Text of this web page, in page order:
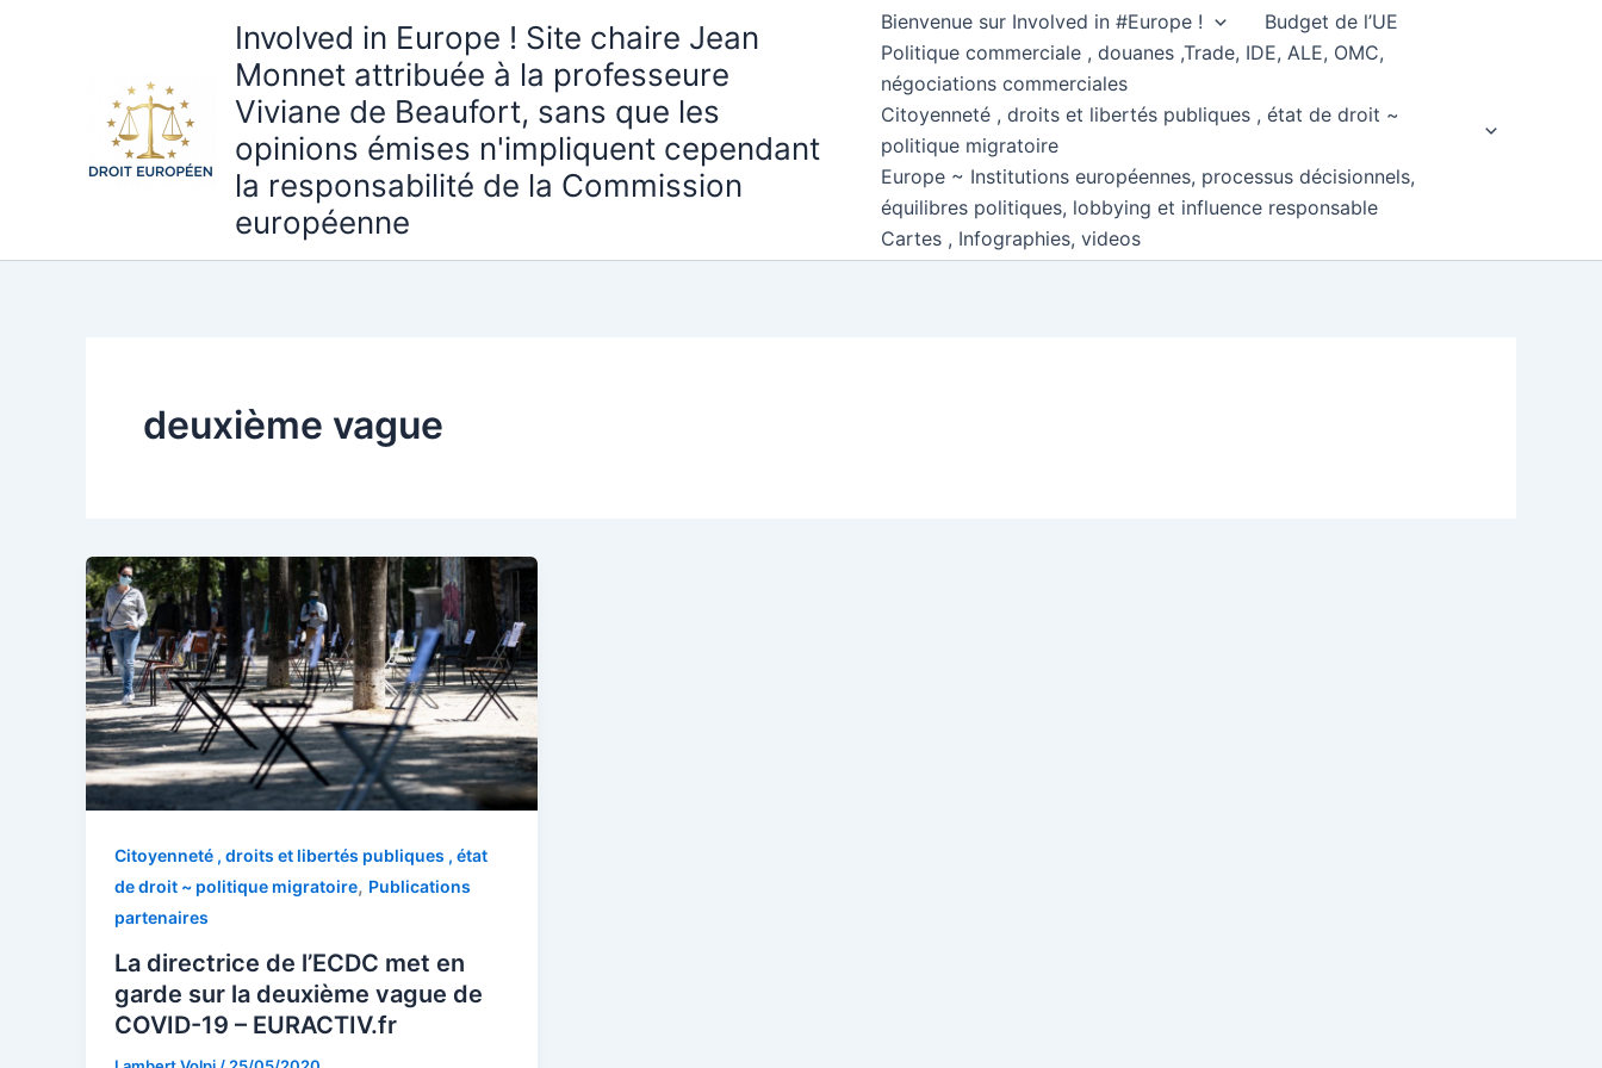
Involved in Europe ! Site chaire Jean
Monnet attribuée à la professeure
Viviane de Beaufort, sans que les
opinions émises n'impliquent cependant
la responsabilité de la Commission
européenne
Bienvenue sur Involved in #Europe !
Budget de l’UE
Politique commerciale , douanes ,Trade, IDE, ALE, OMC,
négociations commerciales
Citoyenneté , droits et libertés publiques , état de droit ~
politique migratoire
Europe ~ Institutions européennes, processus décisionnels,
équilibres politiques, lobbying et influence responsable
Cartes , Infographies, videos
deuxième vague
Citoyenneté , droits et libertés publiques , état
de droit ~ politique migratoire, Publications
partenaires
La directrice de l’ECDC met en
garde sur la deuxième vague de
COVID-19 – EURACTIV.fr